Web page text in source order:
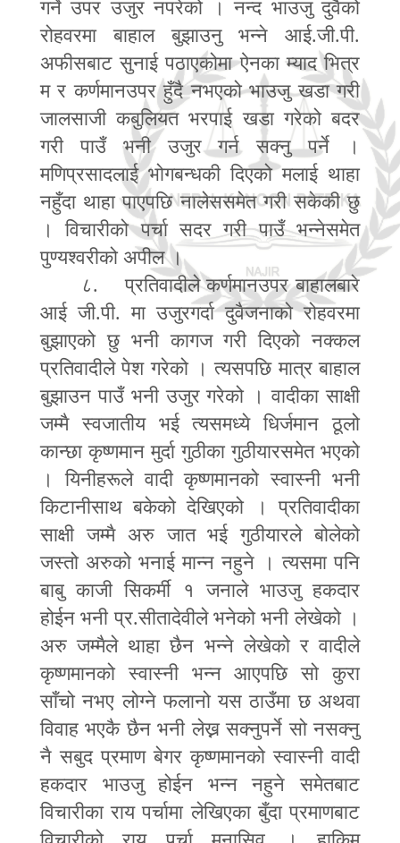
गर्ने उपर उजुर नपरेको । नन्द भाउजु दुवैको
रोहवरमा बाहाल बुझाउनु भन्ने आई.जी.पी.
अफीसबाट सुनाई पठाएकोमा ऐनका म्याद भित्र
म र कर्णमानउपर हुँदै नभएको भाउजु खडा गरी
जालसाजी कबुलियत भरपाई खडा गरेको बदर
गरी पाउँ भनी उजुर गर्न सक्नु पर्ने ।
मणिप्रसादलाई भोगबन्धकी दिएको मलाई थाहा
नहुँदा थाहा पाएपछि नालेससमेत गरी सकेकी छु
। विचारीको पर्चा सदर गरी पाउँ भन्नेसमेत
पुण्यश्वरीको अपील ।
८. प्रतिवादीले कर्णमानउपर बाहालबारे
आई जी.पी. मा उजुरगर्दा दुवैजनाको रोहवरमा
बुझाएको छु भनी कागज गरी दिएको नक्कल
प्रतिवादीले पेश गरेको । त्यसपछि मात्र बाहाल
बुझाउन पाउँ भनी उजुर गरेको । वादीका साक्षी
जम्मै स्वजातीय भई त्यसमध्ये धिर्जमान ठूलो
कान्छा कृष्णमान मुर्दा गुठीका गुठीयारसमेत भएको
। यिनीहरूले वादी कृष्णमानको स्वास्नी भनी
किटानीसाथ बकेको देखिएको । प्रतिवादीका
साक्षी जम्मै अरु जात भई गुठीयारले बोलेको
जस्तो अरुको भनाई मान्न नहुने । त्यसमा पनि
बाबु काजी सिकर्मी १ जनाले भाउजु हकदार
होईन भनी प्र.सीतादेवीले भनेको भनी लेखेको ।
अरु जम्मैले थाहा छैन भन्ने लेखेको र वादीले
कृष्णमानको स्वास्नी भन्न आएपछि सो कुरा
साँचो नभए लोग्ने फलानो यस ठाउँमा छ अथवा
विवाह भएकै छैन भनी लेख्न सक्नुपर्ने सो नसक्नु
नै सबुद प्रमाण बेगर कृष्णमानको स्वास्नी वादी
हकदार भाउजु होईन भन्न नहुने समेतबाट
विचारीका राय पर्चामा लेखिएका बुँदा प्रमाणबाट